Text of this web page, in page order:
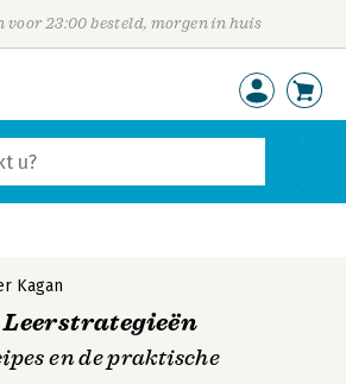
voor 23:00 besteld, morgen in huis
Kagan
en de praktische